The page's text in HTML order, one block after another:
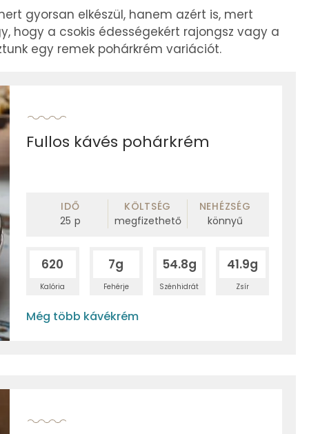
gyorsan elkészül, hanem azért is, mert
hogy a csokis édességekért rajongsz vagy a
egy remek pohárkrém variációt.
Fullos kávés pohárkrém
IDŐ
25 p
KÖLTSÉG
megfizethető
NEHÉZSÉG
könnyű
620
Kalória
7g
Fehérje
54.8g
Szénhidrát
41.9g
Zsír
Még több kávékrém